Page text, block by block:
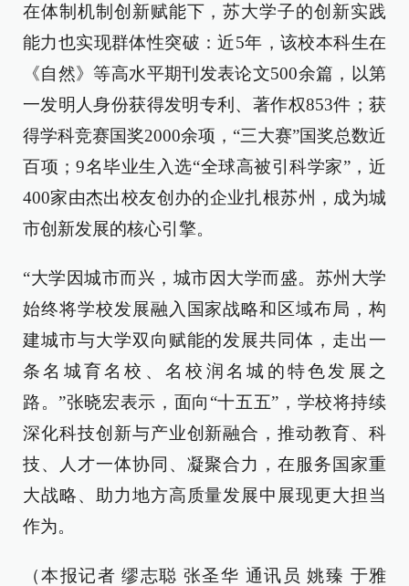
在体制机制创新赋能下，苏大学子的创新实践
能力也实现群体性突破：近5年，该校本科生在
《自然》等高水平期刊发表论文500余篇，以第
一发明人身份获得发明专利、著作权853件；获
得学科竞赛国奖2000余项，“三大赛”国奖总数近
百项；9名毕业生入选“全球高被引科学家”，近
400家由杰出校友创办的企业扎根苏州，成为城
市创新发展的核心引擎。
“大学因城市而兴，城市因大学而盛。苏州大学
始终将学校发展融入国家战略和区域布局，构
建城市与大学双向赋能的发展共同体，走出一
条名城育名校、名校润名城的特色发展之
路。”张晓宏表示，面向“十五五”，学校将持续
深化科技创新与产业创新融合，推动教育、科
技、人才一体协同、凝聚合力，在服务国家重
大战略、助力地方高质量发展中展现更大担当
作为。
（本报记者 缪志聪 张圣华 通讯员 姚臻 于雅